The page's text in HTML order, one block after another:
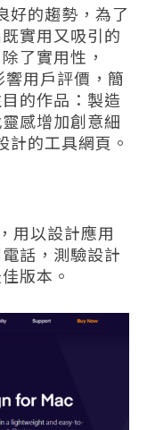
好的趨勢，為了
實用又吸引的
了實用性，
用戶評價，簡
的作品：製造
感增加創意細
計的工具網頁。
用以設計應用
話，測驗設計
版本。